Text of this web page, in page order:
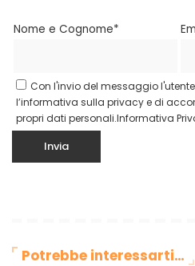
Nome e Cognome*
Con l'invio del messaggio
l’informativa sulla privacy e di
propri dati personali.Informativa
Potrebbe interessarti…